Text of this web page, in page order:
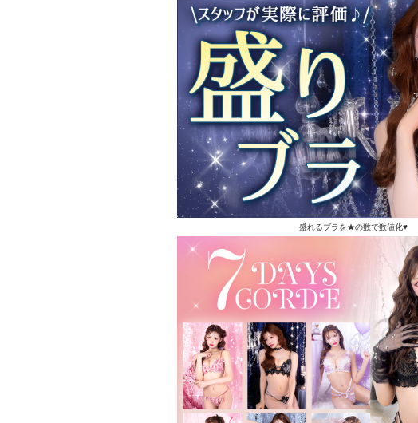
盛れるブラを★の数で数値化♥